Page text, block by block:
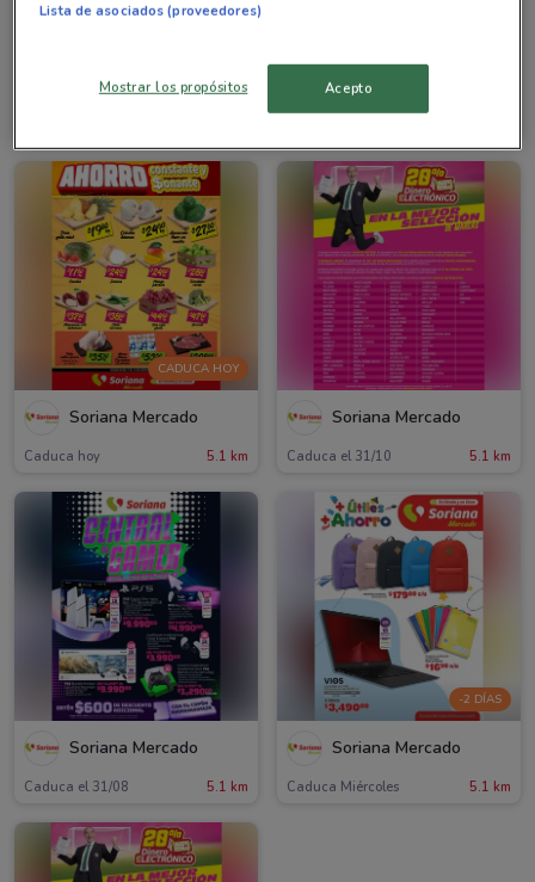
Soriana Mercado Soriana Mercado
CADUCA HOY
Soriana Mercado
Caduca hoy 5.1 km
Soriana Mercado
Caduca el 31/10 5.1 km
Soriana Mercado
Caduca el 31/08 5.1 km
-2 DÍAS
Soriana Mercado
Caduca Miércoles 5.1 km
Lista de asociados (proveedores)
Mostrar los propósitos Acepto